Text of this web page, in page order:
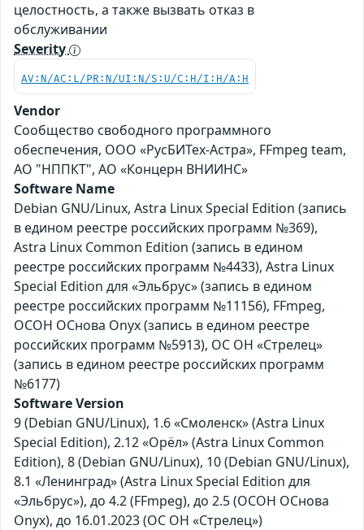
целостность, а также вызвать отказ в
обслуживании
Severity
AV:N/AC:L/PR:N/UI:N/S:U/C:H/I:H/A:H
Vendor
Сообщество свободного программного
обеспечения, ООО «РусБИТех-Астра», FFmpeg team,
АО "НППКТ", АО «Концерн ВНИИНС»
Software Name
Debian GNU/Linux, Astra Linux Special Edition (запись
в едином реестре российских программ №369),
Astra Linux Common Edition (запись в едином
реестре российских программ №4433), Astra Linux
Special Edition для «Эльбрус» (запись в едином
реестре российских программ №11156), FFmpeg,
ОСОН ОСнова Оnyx (запись в едином реестре
российских программ №5913), ОС ОН «Стрелец»
(запись в едином реестре российских программ
№6177)
Software Version
9 (Debian GNU/Linux), 1.6 «Смоленск» (Astra Linux
Special Edition), 2.12 «Орёл» (Astra Linux Common
Edition), 8 (Debian GNU/Linux), 10 (Debian GNU/Linux),
8.1 «Ленинград» (Astra Linux Special Edition для
«Эльбрус»), до 4.2 (FFmpeg), до 2.5 (ОСОН ОСнова
Оnyx), до 16.01.2023 (ОС ОН «Стрелец»)